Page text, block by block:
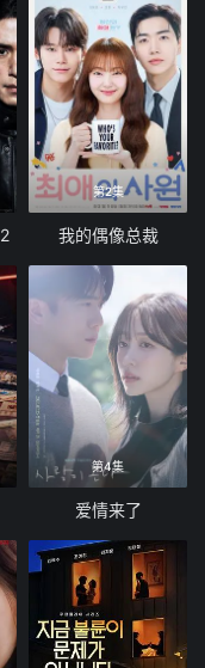
第2集
我的偶像总裁
第4集
爱情来了